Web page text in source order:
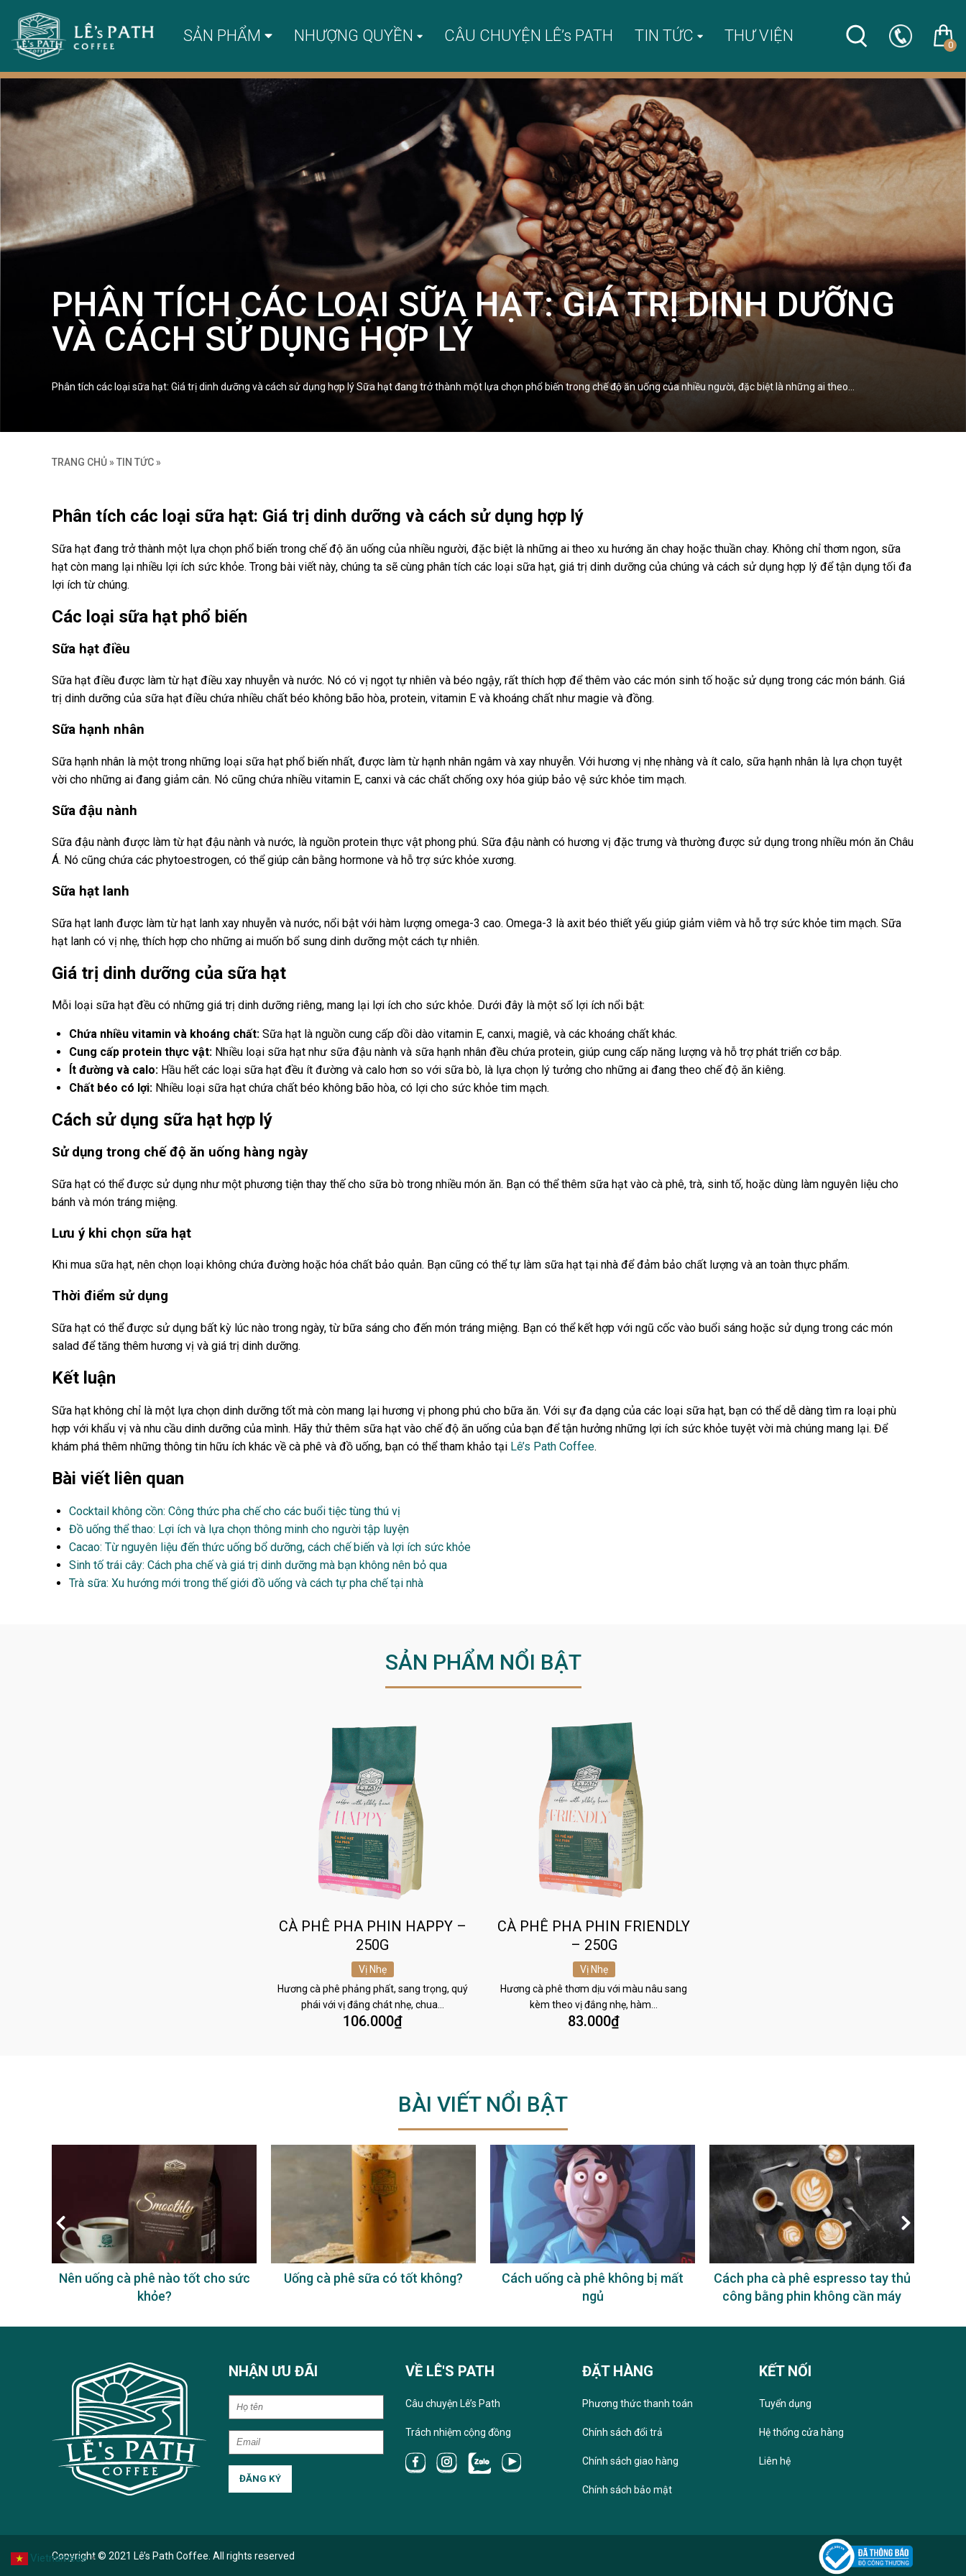
SẢN PHẨM NHƯỢNG QUYỀN CÂU CHUYỆN LÊ’s PATH TIN TỨC THƯ VIỆN 0
PHÂN TÍCH CÁC LOẠI SỮA HẠT: GIÁ TRỊ DINH DƯỠNG
VÀ CÁCH SỬ DỤNG HỢP LÝ
Phân tích các loại sữa hạt: Giá trị dinh dưỡng và cách sử dụng hợp lý Sữa hạt đang trở thành một lựa chọn phổ biến trong chế độ ăn uống của nhiều người, đặc biệt là những ai theo…
TRANG CHỦ » TIN TỨC »
Phân tích các loại sữa hạt: Giá trị dinh dưỡng và cách sử dụng hợp lý
Sữa hạt đang trở thành một lựa chọn phổ biến trong chế độ ăn uống của nhiều người, đặc biệt là những ai theo xu hướng ăn chay hoặc thuần chay. Không chỉ thơm ngon, sữa
hạt còn mang lại nhiều lợi ích sức khỏe. Trong bài viết này, chúng ta sẽ cùng phân tích các loại sữa hạt, giá trị dinh dưỡng của chúng và cách sử dụng hợp lý để tận dụng tối đa
lợi ích từ chúng.
Các loại sữa hạt phổ biến
Sữa hạt điều
Sữa hạt điều được làm từ hạt điều xay nhuyễn và nước. Nó có vị ngọt tự nhiên và béo ngậy, rất thích hợp để thêm vào các món sinh tố hoặc sử dụng trong các món bánh. Giá
trị dinh dưỡng của sữa hạt điều chứa nhiều chất béo không bão hòa, protein, vitamin E và khoáng chất như magie và đồng.
Sữa hạnh nhân
Sữa hạnh nhân là một trong những loại sữa hạt phổ biến nhất, được làm từ hạnh nhân ngâm và xay nhuyễn. Với hương vị nhẹ nhàng và ít calo, sữa hạnh nhân là lựa chọn tuyệt
vời cho những ai đang giảm cân. Nó cũng chứa nhiều vitamin E, canxi và các chất chống oxy hóa giúp bảo vệ sức khỏe tim mạch.
Sữa đậu nành
Sữa đậu nành được làm từ hạt đậu nành và nước, là nguồn protein thực vật phong phú. Sữa đậu nành có hương vị đặc trưng và thường được sử dụng trong nhiều món ăn Châu
Á. Nó cũng chứa các phytoestrogen, có thể giúp cân bằng hormone và hỗ trợ sức khỏe xương.
Sữa hạt lanh
Sữa hạt lanh được làm từ hạt lanh xay nhuyễn và nước, nổi bật với hàm lượng omega-3 cao. Omega-3 là axit béo thiết yếu giúp giảm viêm và hỗ trợ sức khỏe tim mạch. Sữa
hạt lanh có vị nhẹ, thích hợp cho những ai muốn bổ sung dinh dưỡng một cách tự nhiên.
Giá trị dinh dưỡng của sữa hạt
Mỗi loại sữa hạt đều có những giá trị dinh dưỡng riêng, mang lại lợi ích cho sức khỏe. Dưới đây là một số lợi ích nổi bật:
Chứa nhiều vitamin và khoáng chất: Sữa hạt là nguồn cung cấp dồi dào vitamin E, canxi, magiê, và các khoáng chất khác.
Cung cấp protein thực vật: Nhiều loại sữa hạt như sữa đậu nành và sữa hạnh nhân đều chứa protein, giúp cung cấp năng lượng và hỗ trợ phát triển cơ bắp.
Ít đường và calo: Hầu hết các loại sữa hạt đều ít đường và calo hơn so với sữa bò, là lựa chọn lý tưởng cho những ai đang theo chế độ ăn kiêng.
Chất béo có lợi: Nhiều loại sữa hạt chứa chất béo không bão hòa, có lợi cho sức khỏe tim mạch.
Cách sử dụng sữa hạt hợp lý
Sử dụng trong chế độ ăn uống hàng ngày
Sữa hạt có thể được sử dụng như một phương tiện thay thế cho sữa bò trong nhiều món ăn. Bạn có thể thêm sữa hạt vào cà phê, trà, sinh tố, hoặc dùng làm nguyên liệu cho
bánh và món tráng miệng.
Lưu ý khi chọn sữa hạt
Khi mua sữa hạt, nên chọn loại không chứa đường hoặc hóa chất bảo quản. Bạn cũng có thể tự làm sữa hạt tại nhà để đảm bảo chất lượng và an toàn thực phẩm.
Thời điểm sử dụng
Sữa hạt có thể được sử dụng bất kỳ lúc nào trong ngày, từ bữa sáng cho đến món tráng miệng. Bạn có thể kết hợp với ngũ cốc vào buổi sáng hoặc sử dụng trong các món
salad để tăng thêm hương vị và giá trị dinh dưỡng.
Kết luận
Sữa hạt không chỉ là một lựa chọn dinh dưỡng tốt mà còn mang lại hương vị phong phú cho bữa ăn. Với sự đa dạng của các loại sữa hạt, bạn có thể dễ dàng tìm ra loại phù
hợp với khẩu vị và nhu cầu dinh dưỡng của mình. Hãy thử thêm sữa hạt vào chế độ ăn uống của bạn để tận hưởng những lợi ích sức khỏe tuyệt vời mà chúng mang lại. Để
khám phá thêm những thông tin hữu ích khác về cà phê và đồ uống, bạn có thể tham khảo tại Lê’s Path Coffee.
Bài viết liên quan
Cocktail không cồn: Công thức pha chế cho các buổi tiệc tùng thú vị
Đồ uống thể thao: Lợi ích và lựa chọn thông minh cho người tập luyện
Cacao: Từ nguyên liệu đến thức uống bổ dưỡng, cách chế biến và lợi ích sức khỏe
Sinh tố trái cây: Cách pha chế và giá trị dinh dưỡng mà bạn không nên bỏ qua
Trà sữa: Xu hướng mới trong thế giới đồ uống và cách tự pha chế tại nhà
SẢN PHẨM NỔI BẬT
CÀ PHÊ PHA PHIN HAPPY –
250G
Vị Nhẹ
Hương cà phê phảng phất, sang trọng, quý
phái với vị đắng chát nhẹ, chua…
106.000₫
CÀ PHÊ PHA PHIN FRIENDLY
– 250G
Vị Nhẹ
Hương cà phê thơm dịu với màu nâu sang
kèm theo vị đắng nhẹ, hàm…
83.000₫
BÀI VIẾT NỔI BẬT
Nên uống cà phê nào tốt cho sức
khỏe?
Uống cà phê sữa có tốt không?
Cách uống cà phê không bị mất
ngủ
Cách pha cà phê espresso tay thủ
công bằng phin không cần máy
NHẬN ƯU ĐÃI VỀ LÊ'S PATH
Câu chuyện Lê’s Path
Trách nhiệm cộng đồng
ĐẶT HÀNG
Phương thức thanh toán
Chính sách đổi trả
Chính sách giao hàng
Chính sách bảo mật
KẾT NỐI
Tuyển dụng
Hệ thống cửa hàng
Liên hệ
Copyright © 2021 Lê’s Path Coffee. All rights reserved
Vietnamese ▼